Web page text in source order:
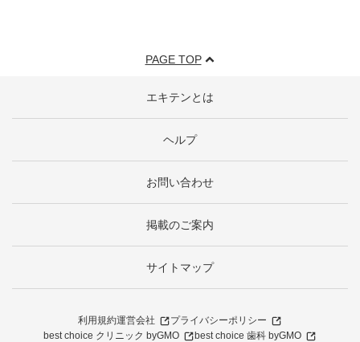
PAGE TOP
エキテンとは
ヘルプ
お問い合わせ
掲載のご案内
サイトマップ
利用規約運営会社
プライバシーポリシー
best choice クリニック byGMO
best choice 歯科 byGMO